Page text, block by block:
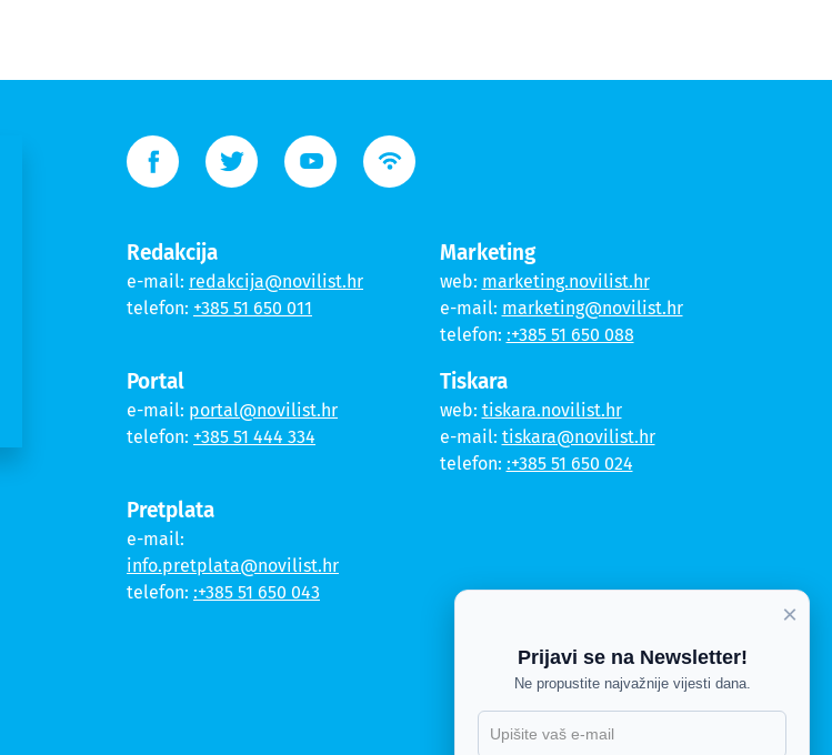
Redakcija
e-mail: redakcija@novilist.hr
telefon: +385 51 650 011
Portal
e-mail: portal@novilist.hr
telefon: +385 51 444 334
Pretplata
e-mail:
info.pretplata@novilist.hr
telefon: :+385 51 650 043
Marketing
web: marketing.novilist.hr
e-mail: marketing@novilist.hr
telefon: :+385 51 650 088
Tiskara
web: tiskara.novilist.hr
e-mail: tiskara@novilist.hr
telefon: :+385 51 650 024
×
Prijavi se na Newsletter!
Ne propustite najvažnije vijesti dana.